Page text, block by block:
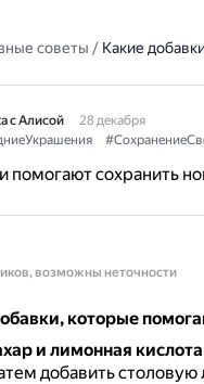
советы / Какие
с Алисой
28 декабря
помогают сохранить
возможны неточности
которые
и лимонная кислота
добавить